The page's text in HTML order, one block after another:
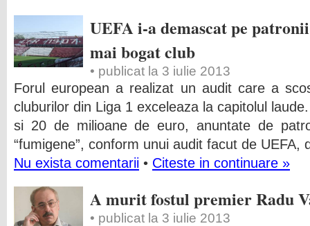
UEFA i-a demascat pe
mai bogat club
• publicat la 3 iulie 2013
Forul european a realizat un audit care a
cluburilor din Liga 1 exceleaza la capitolul
si 20 de milioane de euro, anuntate de
“fumigene”, conform unui audit facut de UEFA,
Nu exista comentarii • Citeste in continuare »
A murit fostul premier Radu
• publicat la 3 iulie 2013